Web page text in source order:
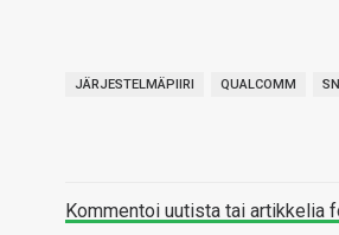
JÄRJESTELMÄPIIRI QUALCOMM
Kommentoi uutista tai artikkelia